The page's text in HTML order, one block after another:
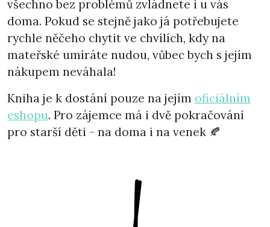
všechno bez problémů zvládnete i u vás
doma. Pokud se stejně jako já potřebujete
rychle něčeho chytit ve chvílích, kdy na
mateřské umíráte nudou, vůbec bych s jejím
nákupem neváhala!
Kniha je k dostání pouze na jejím oficiálním
eshopu. Pro zájemce má i dvě pokračování
pro starší děti - na doma i na venek 🍂